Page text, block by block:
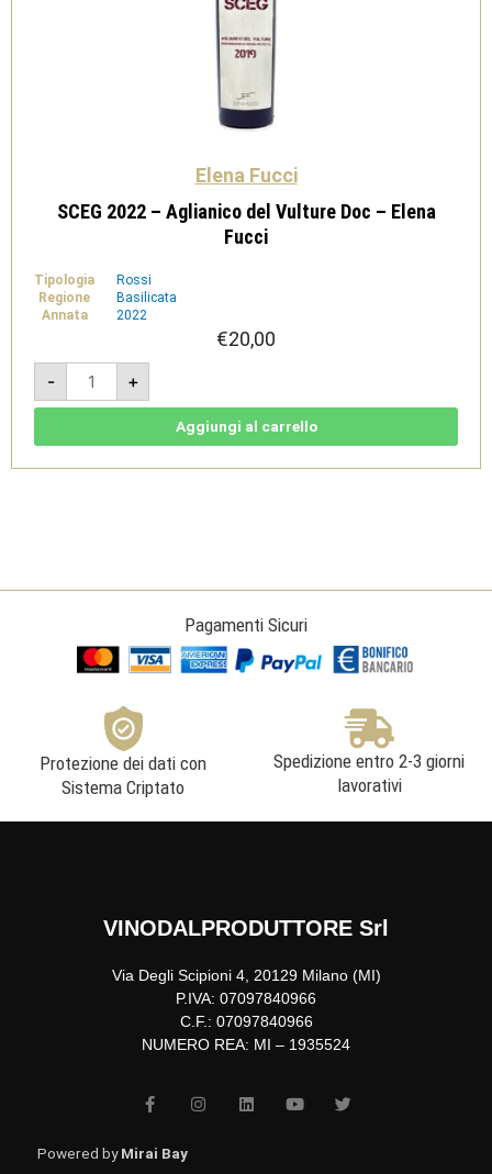
Elena Fucci
SCEG 2022 – Aglianico del Vulture Doc – Elena
Fucci
Tipologia
Rossi
Regione
Basilicata
Annata
2022
€20,00
-
SCEG
2022
-
Aglianico
-
+
Aggiungi al carrello
Pagamenti Sicuri
Protezione dei dati con
Sistema Criptato
Spedizione entro 2-3 giorni
lavorativi
VINODALPRODUTTORE Srl
Via Degli Scipioni 4, 20129 Milano (MI)
P.IVA: 07097840966
C.F.: 07097840966
NUMERO REA: MI – 1935524
a
c
b
n
s
i
n
o w
i
Powered byMirai Bay